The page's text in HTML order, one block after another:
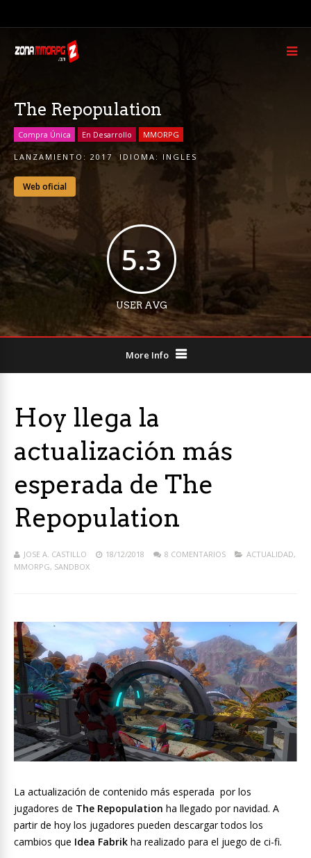
The Repopulation
Compra Única En Desarrollo MMORPG
LANZAMIENTO: 2017 IDIOMA: INGLES
Web oficial
5.3
USER AVG
More Info
Hoy llega la
actualización más
esperada de The
Repopulation
JOSE A. CASTILLO 18/12/2018 8 COMENTARIOS ACTUALIDAD,
MMORPG, SANDBOX
La actualización de contenido más esperada por los
jugadores de The Repopulation ha llegado por navidad. A
partir de hoy los jugadores pueden descargar todos los
cambios que Idea Fabrik ha realizado para el juego de ci-fi.